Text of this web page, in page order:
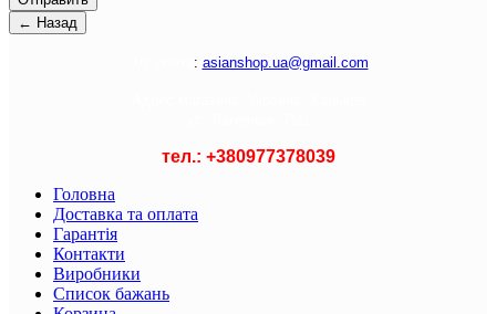
: asianshop.ua@gmail.com
тел.: +380977378039
Головна
Доставка та оплата
Гарантія
Контакти
Виробники
Список бажань